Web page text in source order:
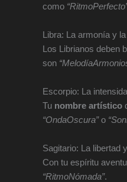
como
Libra: La armonía y
Los Librianos deben
son
Escorpio: La
Tu nombre artístico
“OndaOscura”o
Sagitario: La libertad
Con tu espíritu
“RitmoNómada”.